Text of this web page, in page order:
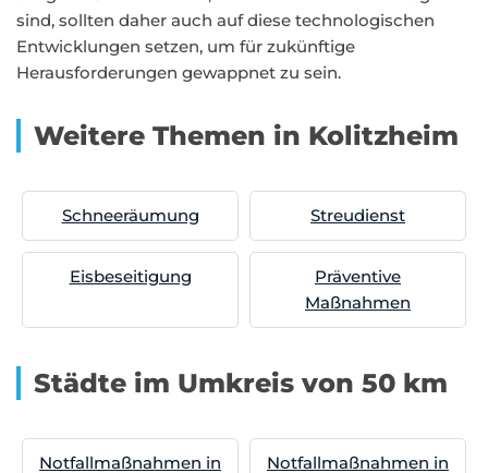
sind, sollten daher auch auf diese technologischen
Entwicklungen setzen, um für zukünftige
Herausforderungen gewappnet zu sein.
Weitere Themen in Kolitzheim
Schneeräumung Streudienst
Eisbeseitigung
Präventive
Maßnahmen
Städte im Umkreis von 50 km
Notfallmaßnahmen in
Notfallmaßnahmen in